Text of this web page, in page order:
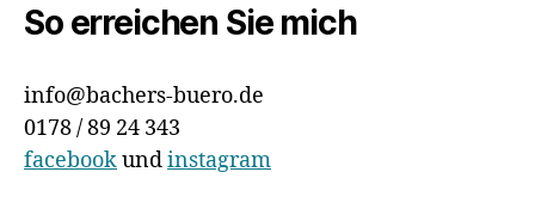
So erreichen Sie mich
info@bachers-buero.de
0178 / 89 24 343
facebookundinstagram